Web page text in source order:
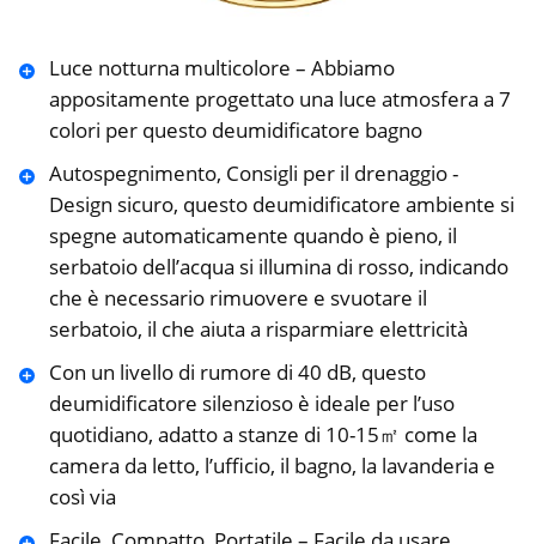
Luce notturna multicolore – Abbiamo
appositamente progettato una luce atmosfera a 7
colori per questo deumidificatore bagno
Autospegnimento, Consigli per il drenaggio -
Design sicuro, questo deumidificatore ambiente si
spegne automaticamente quando è pieno, il
serbatoio dell’acqua si illumina di rosso, indicando
che è necessario rimuovere e svuotare il
serbatoio, il che aiuta a risparmiare elettricità
Con un livello di rumore di 40 dB, questo
deumidificatore silenzioso è ideale per l’uso
quotidiano, adatto a stanze di 10-15㎡ come la
camera da letto, l’ufficio, il bagno, la lavanderia e
così via